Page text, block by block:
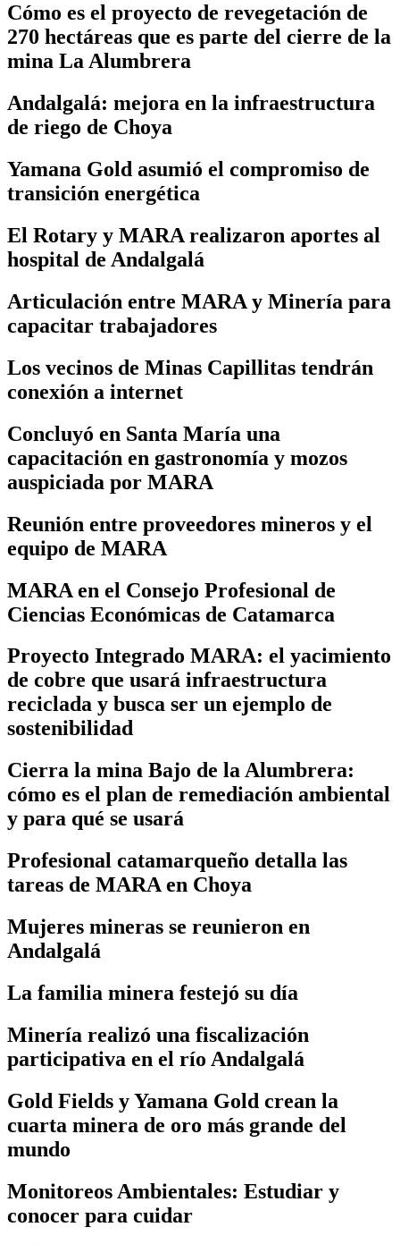
Cómo es el proyecto de revegetación de
270 hectáreas que es parte del cierre de la
mina La Alumbrera
Andalgalá: mejora en la infraestructura
de riego de Choya
Yamana Gold asumió el compromiso de
transición energética
El Rotary y MARA realizaron aportes al
hospital de Andalgalá
Articulación entre MARA y Minería para
capacitar trabajadores
Los vecinos de Minas Capillitas tendrán
conexión a internet
Concluyó en Santa María una
capacitación en gastronomía y mozos
auspiciada por MARA
Reunión entre proveedores mineros y el
equipo de MARA
MARA en el Consejo Profesional de
Ciencias Económicas de Catamarca
Proyecto Integrado MARA: el yacimiento
de cobre que usará infraestructura
reciclada y busca ser un ejemplo de
sostenibilidad
Cierra la mina Bajo de la Alumbrera:
cómo es el plan de remediación ambiental
y para qué se usará
Profesional catamarqueño detalla las
tareas de MARA en Choya
Mujeres mineras se reunieron en
Andalgalá
La familia minera festejó su día
Minería realizó una fiscalización
participativa en el río Andalgalá
Gold Fields y Yamana Gold crean la
cuarta minera de oro más grande del
mundo
Monitoreos Ambientales: Estudiar y
conocer para cuidar